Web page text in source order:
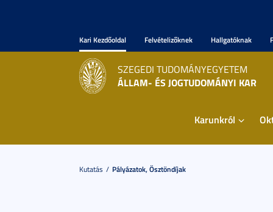
Kari Kezdőoldal Felvételizőknek Hallgatóknak
SZEGEDI TUDOMÁNYEGYETEM
ÁLLAM- ÉS JOGTUDOMÁNYI KAR
Karunkról
Kutatás Pályázatok, Ösztöndíjak